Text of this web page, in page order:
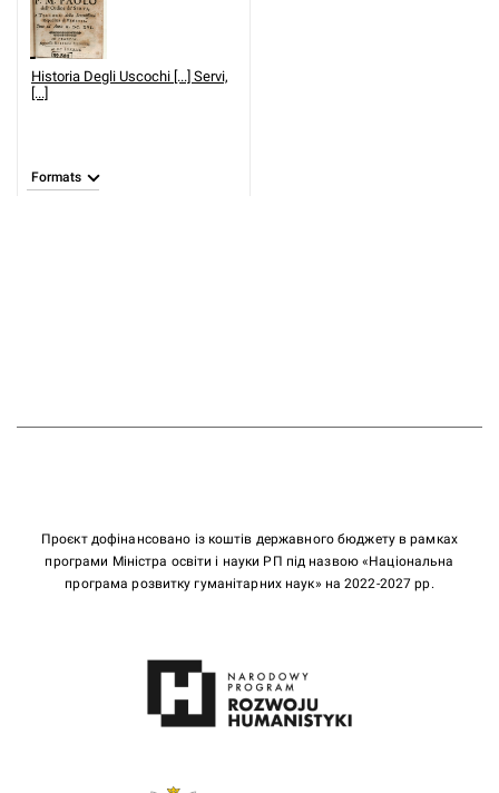
Historia Degli Uscochi [...] Servi,
[...]
Formats
Проєкт дофінансовано із коштів державного бюджету в рамках
програми Міністра освіти і науки РП під назвою «Національна
програма розвитку гуманітарних наук» на 2022-2027 рр.